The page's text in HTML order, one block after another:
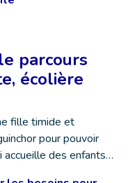
parcours
écolière
fille timide et
pour pouvoir
accueille des enfants…